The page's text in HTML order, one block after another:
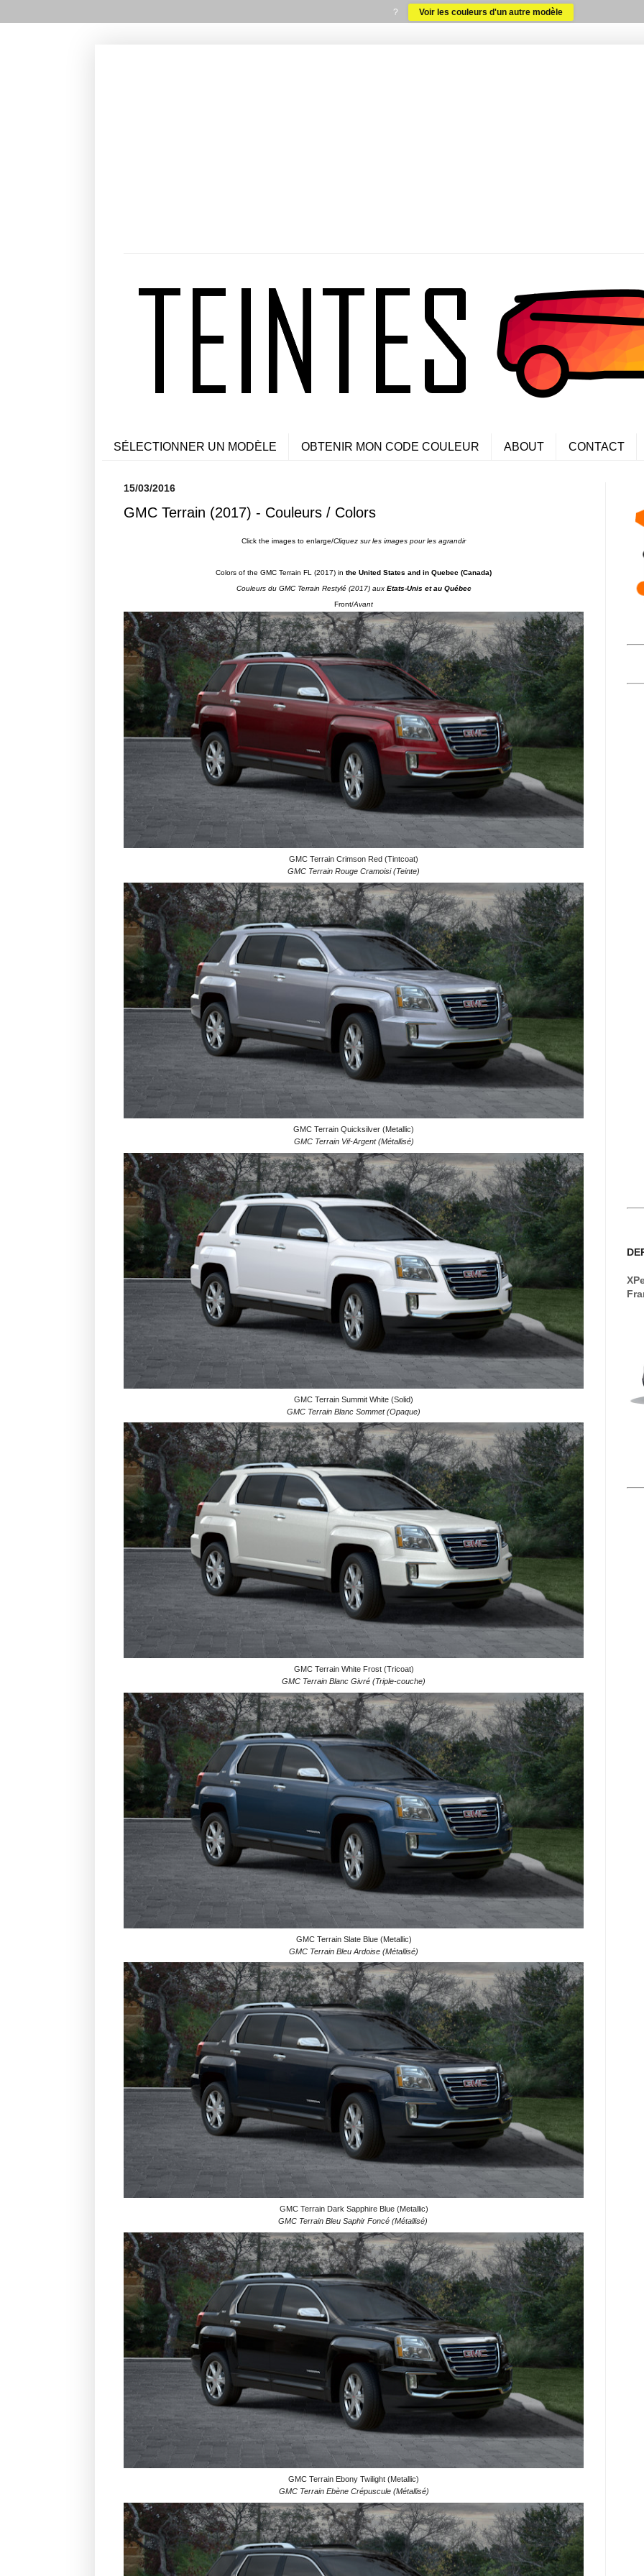
SÉLECTIONNER UN MODÈLE OBTENIR MON CODE COULEUR ABOUT CONTACT
15/03/2016
GMC Terrain (2017) - Couleurs / Colors
Click the images to enlarge/Cliquez sur les images pour les agrandir
Colors of the GMC Terrain FL (2017) in the United States and in Quebec (Canada)
Couleurs du GMC Terrain Restylé (2017) aux Etats-Unis et au Québec
Front/Avant
GMC Terrain Crimson Red (Tintcoat)
GMC Terrain Rouge Cramoisi (Teinte)
GMC Terrain Quicksilver (Metallic)
GMC Terrain Vif-Argent (Métallisé)
GMC Terrain Summit White (Solid)
GMC Terrain Blanc Sommet (Opaque)
GMC Terrain White Frost (Tricoat)
GMC Terrain Blanc Givré (Triple-couche)
GMC Terrain Slate Blue (Metallic)
GMC Terrain Bleu Ardoise (Métallisé)
GMC Terrain Dark Sapphire Blue (Metallic)
GMC Terrain Bleu Saphir Foncé (Métallisé)
GMC Terrain Ebony Twilight (Metallic)
GMC Terrain Ebène Crépuscule (Métallisé)
? Voir les couleurs d'un autre modèle